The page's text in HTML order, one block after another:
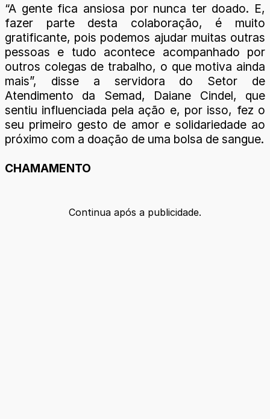
“A gente fica ansiosa por nunca ter doado. E,
fazer parte desta colaboração, é muito
gratificante, pois podemos ajudar muitas outras
pessoas e tudo acontece acompanhado por
outros colegas de trabalho, o que motiva ainda
mais”, disse a servidora do Setor de
Atendimento da Semad, Daiane Cindel, que
sentiu influenciada pela ação e, por isso, fez o
seu primeiro gesto de amor e solidariedade ao
próximo com a doação de uma bolsa de sangue.
CHAMAMENTO
Continua após a publicidade.